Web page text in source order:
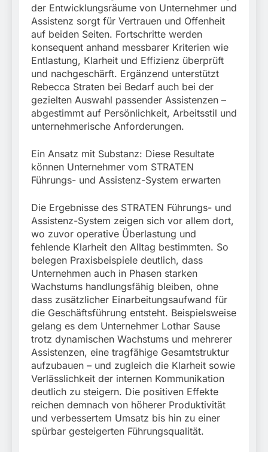
der Entwicklungsräume von Unternehmer und
Assistenz sorgt für Vertrauen und Offenheit
auf beiden Seiten. Fortschritte werden
konsequent anhand messbarer Kriterien wie
Entlastung, Klarheit und Effizienz überprüft
und nachgeschärft. Ergänzend unterstützt
Rebecca Straten bei Bedarf auch bei der
gezielten Auswahl passender Assistenzen –
abgestimmt auf Persönlichkeit, Arbeitsstil und
unternehmerische Anforderungen.
Ein Ansatz mit Substanz: Diese Resultate
können Unternehmer vom STRATEN
Führungs- und Assistenz-System erwarten
Die Ergebnisse des STRATEN Führungs- und
Assistenz-System zeigen sich vor allem dort,
wo zuvor operative Überlastung und
fehlende Klarheit den Alltag bestimmten. So
belegen Praxisbeispiele deutlich, dass
Unternehmen auch in Phasen starken
Wachstums handlungsfähig bleiben, ohne
dass zusätzlicher Einarbeitungsaufwand für
die Geschäftsführung entsteht. Beispielsweise
gelang es dem Unternehmer Lothar Sause
trotz dynamischen Wachstums und mehrerer
Assistenzen, eine tragfähige Gesamtstruktur
aufzubauen – und zugleich die Klarheit sowie
Verlässlichkeit der internen Kommunikation
deutlich zu steigern. Die positiven Effekte
reichen demnach von höherer Produktivität
und verbessertem Umsatz bis hin zu einer
spürbar gesteigerten Führungsqualität.